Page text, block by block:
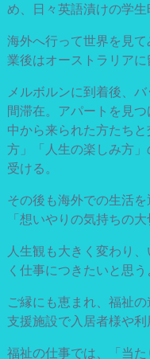
め、日々英語漬けの学生
海外へ行って世界を見
業後はオーストラリアに
メルボルンに到着後、
間滞在。アパートを見
中から来られた方たち
方」「人生の楽しみ方
受ける。
その後も海外での生活を
「想いやりの気持ちの
人生観も大きく変わり
く仕事につきたいと思う
ご縁にも恵まれ、福祉
支援施設で入居者様や利
福祉の仕事では、「当た